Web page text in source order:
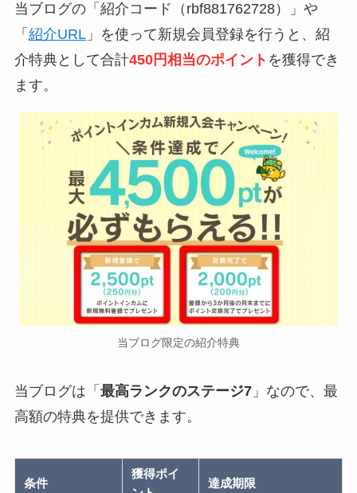
当ブログの「紹介コード（rbf881762728）」や
「 紹介URL」を使って新規会員登録を行うと、紹
介特典として合計450円相当のポイント を獲得でき
ます。
当ブログ限定の紹介特典
当ブログは「 最高ランクのステージ7」なので、最
高額の特典を提供できます。
条件
獲得ポイ
達成期限